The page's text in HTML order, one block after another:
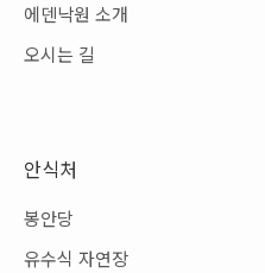
에덴낙원 소개
오시는 길
안식처
봉안당
유수식 자연장